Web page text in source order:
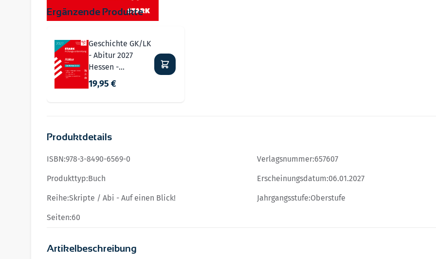
Ergänzende Produkte
Geschichte GK/LK
- Abitur 2027
Hessen -
Prüfungsvorbereit
ung
19,95 €
Artikelbeschreibung
Produktdetails
ISBN:978-3-8490-6569-0 Verlagsnummer:657607
Produkttyp:Buch Erscheinungsdatum:06.01.2027
Reihe:Skripte / Abi - Auf einen Blick! Jahrgangsstufe:Oberstufe
Seiten:60